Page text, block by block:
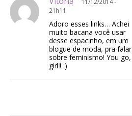
11/12/2014 -
21h11
Adoro esses links… Achei
muito bacana você usar
desse espacinho, em um
blogue de moda, pra falar
sobre feminismo! You go,
girl!! :)